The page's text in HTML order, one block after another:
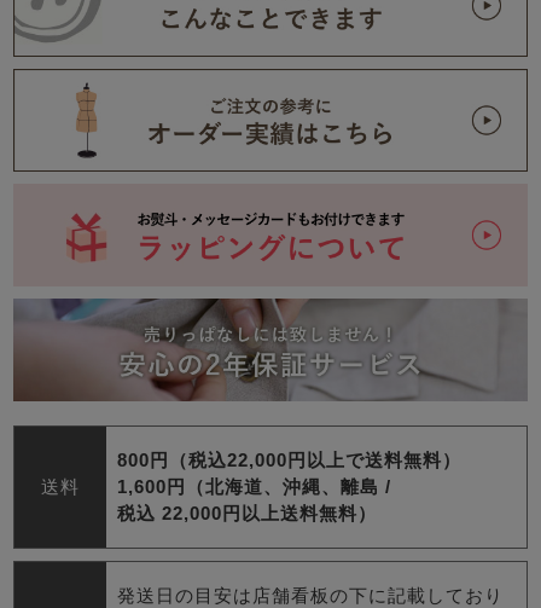
送料
800円（税込22,000円以上で送料無料）
1,600円（北海道、沖縄、離島 /
税込 22,000円以上送料無料）
発送日の目安は店舗看板の下に記載しており